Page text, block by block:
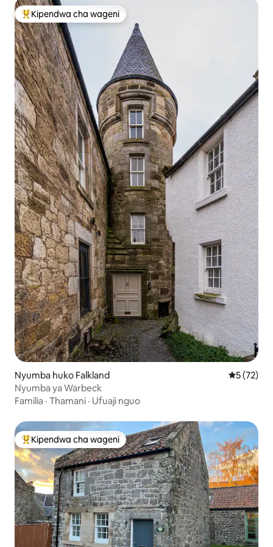
Kipendwa maarufu cha wageni
Kipendwa cha wageni
Nyumba huko Falkland Ukadiriaji
5 (72)
Nyumba ya Warbeck
Familia · Thamani · Ufuaji nguo
Kipendwa maarufu cha wageni
Kipendwa cha wageni